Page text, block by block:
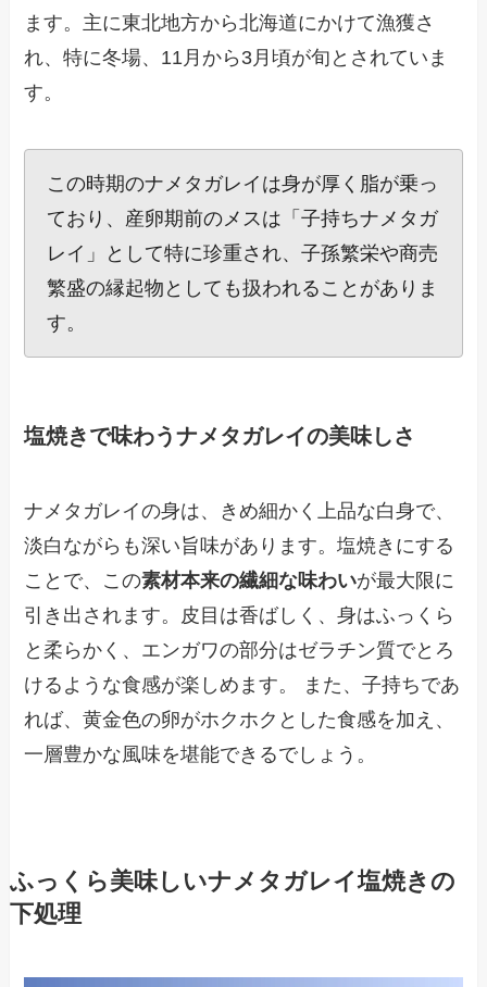
ます。主に東北地方から北海道にかけて漁獲さ
れ、特に冬場、11月から3月頃が旬とされていま
す。
この時期のナメタガレイは身が厚く脂が乗っ
ており、産卵期前のメスは「子持ちナメタガ
レイ」として特に珍重され、子孫繁栄や商売
繁盛の縁起物としても扱われることがありま
す。
塩焼きで味わうナメタガレイの美味しさ
ナメタガレイの身は、きめ細かく上品な白身で、
淡白ながらも深い旨味があります。塩焼きにする
ことで、この素材本来の繊細な味わいが最大限に
引き出されます。皮目は香ばしく、身はふっくら
と柔らかく、エンガワの部分はゼラチン質でとろ
けるような食感が楽しめます。 また、子持ちであ
れば、黄金色の卵がホクホクとした食感を加え、
一層豊かな風味を堪能できるでしょう。
ふっくら美味しいナメタガレイ塩焼きの
下処理